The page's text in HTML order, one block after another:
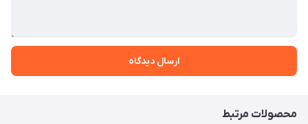
ارسال دیدگاه
محصولات مرتبط